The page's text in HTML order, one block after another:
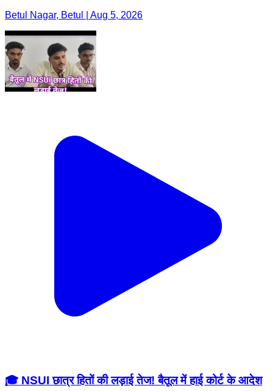
Betul Nagar, Betul | Aug 5, 2026
🎓 NSUI छात्र हितों की लड़ाई तेज! बैतूल में हाई कोर्ट के आदेश